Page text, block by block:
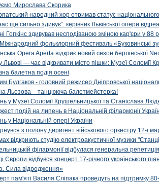
Мирослава Скорика
народний хор отримав статус національного
ще сильно здивує”: керівник Львівської опери
Гопкінс здивував несподіваною зміною кар'єри у 88
фольклорний фестиваль «Буковинські
Opera Aperta відкриє новий сезон берлінської
Львові — час відкривати місто пішки: Музеї Соломії
балетна подія осені
Булгаков - головний режисер Дніпровської
Льозова – танцююча балетмейстерка!
у Музеї Соломії Крушельницької та Станіслава
подій на липень в Національній філармонії
у Національній опері України
з полону диригент військового оркестру 12-ї
відкриють студію електроакустичної музики
філармонії відбулася генеральна
Європи відбувся концерт 17-річного українського
Сила відродження»
пам'яті Василя Сліпака проведуть на підтримку